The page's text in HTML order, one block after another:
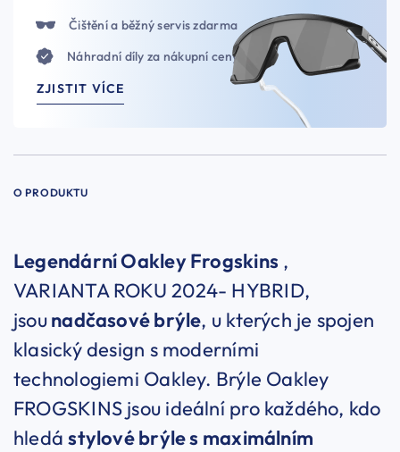
Čištění a běžný servis zdarma
Náhradní díly za nákupní ceny
ZJISTIT VÍCE
O PRODUKTU
Legendární Oakley Frogskins ,
VARIANTA ROKU 2024- HYBRID,
jsounadčasové brýle, u kterých je spojen
klasický design s moderními
technologiemi Oakley. Brýle Oakley
FROGSKINS jsou ideální pro každého, kdo
hledástylové brýle s maximálním